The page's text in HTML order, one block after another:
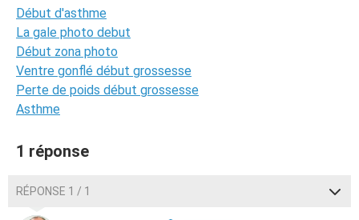
Début d'asthme
La gale photo debut
Début zona photo
Ventre gonflé début grossesse
Perte de poids début grossesse
Asthme
1 réponse
RÉPONSE 1 / 1